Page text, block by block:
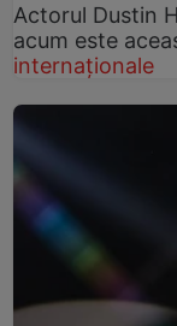
Actorul Dustin
acum este
internaționale